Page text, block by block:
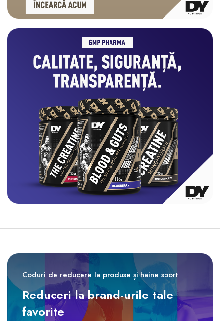
Coduri de reducere la produse și haine sport
Reduceri la brand-urile tale
favorite